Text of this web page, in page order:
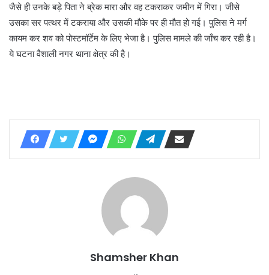
जैसे ही उनके बड़े पिता ने ब्रेक मारा और वह टकराकर जमीन में गिरा। जीसे
उसका सर पत्थर में टकराया और उसकी मौके पर ही मौत हो गई। पुलिस ने मर्ग
कायम कर शव को पोस्टमॉर्टेम के लिए भेजा है। पुलिस मामले की जाँच कर रही है।
ये घटना वैशाली नगर थाना क्षेत्र की है।
Shamsher Khan